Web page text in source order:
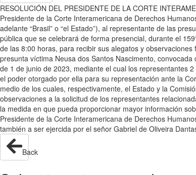
RESOLUCIÓN DEL PRESIDENTE DE LA CORTE
Presidente de la Corte Interamericana de Derechos
adelante “Brasil” o “el Estado”), al representante de las
pública que se celebrará de forma presencial, durante el
de las 8:00 horas, para recibir sus alegatos y
presunta víctima Neusa dos Santos Nascimento,
de 1 de junio de 2023, mediante el cual los representantes
el poder otorgado por ella para su representación ante la
medio de los cuales, respectivamente, el Estado y la
observaciones a la solicitud de los representantes
la medida en que pueda proporcionar mayor información
Presidente de la Corte Interamericana de Derechos
también a ser ejercida por el señor Gabriel de Oliveira
Back